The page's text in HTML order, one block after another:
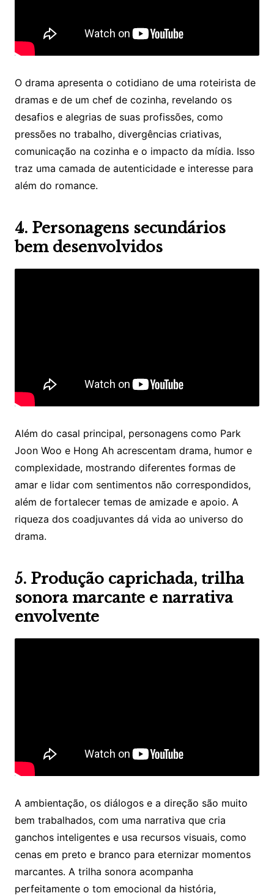
O drama apresenta o cotidiano de uma roteirista de
dramas e de um chef de cozinha, revelando os
desafios e alegrias de suas profissões, como
pressões no trabalho, divergências criativas,
comunicação na cozinha e o impacto da mídia. Isso
traz uma camada de autenticidade e interesse para
além do romance.
4. Personagens secundários
bem desenvolvidos
Além do casal principal, personagens como Park
Joon Woo e Hong Ah acrescentam drama, humor e
complexidade, mostrando diferentes formas de
amar e lidar com sentimentos não correspondidos,
além de fortalecer temas de amizade e apoio. A
riqueza dos coadjuvantes dá vida ao universo do
drama.
5. Produção caprichada, trilha
sonora marcante e narrativa
envolvente
A ambientação, os diálogos e a direção são muito
bem trabalhados, com uma narrativa que cria
ganchos inteligentes e usa recursos visuais, como
cenas em preto e branco para eternizar momentos
marcantes. A trilha sonora acompanha
perfeitamente o tom emocional da história,